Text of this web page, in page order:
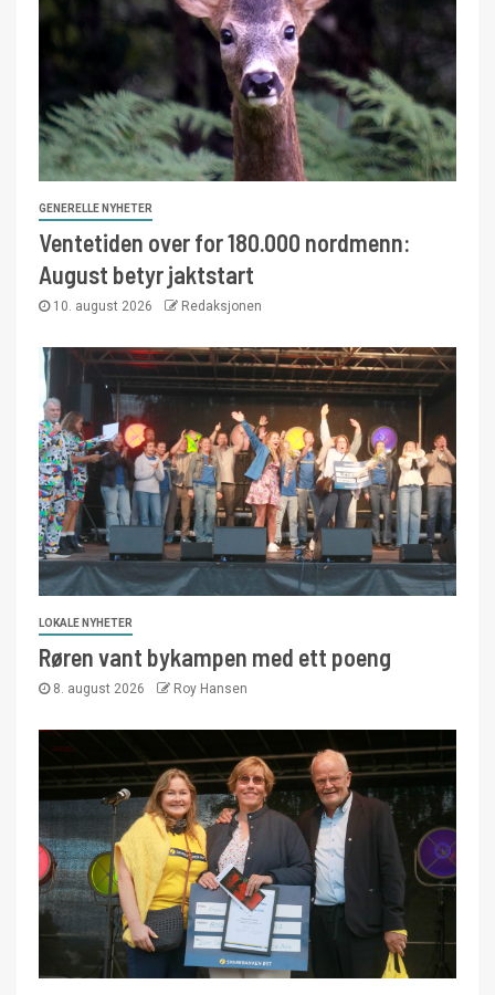
GENERELLE NYHETER
Ventetiden over for 180.000 nordmenn:
August betyr jaktstart
10. august 2026 Redaksjonen
LOKALE NYHETER
Røren vant bykampen med ett poeng
8. august 2026 Roy Hansen